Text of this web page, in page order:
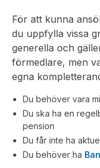
För att kunna
du uppfylla vissa
generella och
förmedlare, men
egna
Du behöver vara
Du ska ha en
pension
Du får inte ha
Du behöver ha